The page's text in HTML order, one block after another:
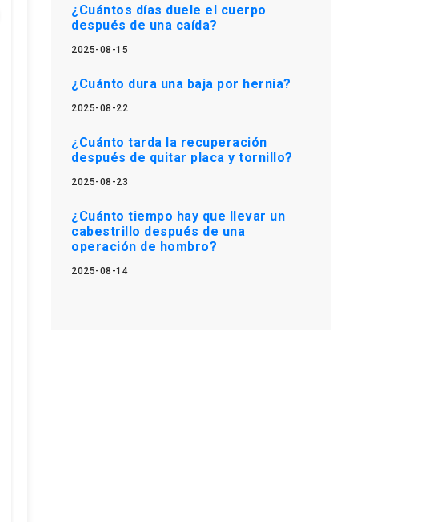
¿Cuántos días duele el cuerpo
después de una caída?
2025-08-15
¿Cuánto dura una baja por hernia?
2025-08-22
¿Cuánto tarda la recuperación
después de quitar placa y tornillo?
2025-08-23
¿Cuánto tiempo hay que llevar un
cabestrillo después de una
operación de hombro?
2025-08-14